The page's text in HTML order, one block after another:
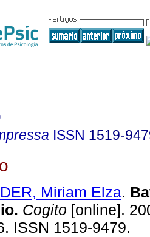
ISSN 1519-
Miriam Elza.
Cogito [online].
ISSN 1519-9479.